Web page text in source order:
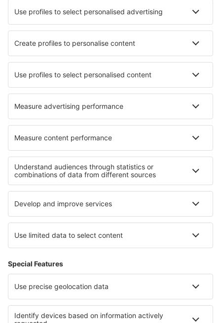
Ubytování in Finowfurt Ubytování in Sindringen
Ubytování in Cove Ubytování in Bagni di Rabbi
Ubytování in Forster (NSW) Ubytování in Vaeggerlose
Ubytování na Azorech Ubytování na Madeiře
Ubytování na Terceiře Ubytování in Costa del Azahar
Ubytování in Padjelanta National Park Ubytování in Gozo
Ubytování in Stołowe Mountains National Park
Ubytování v Dominican Republic